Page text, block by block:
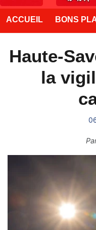
ACCUEIL BONS
Haute-
la